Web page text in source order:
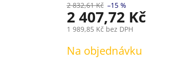
2 832,61 Kč –15 %
2 407,72 Kč
1 989,85 Kč bez DPH
cena:
Na objednávku